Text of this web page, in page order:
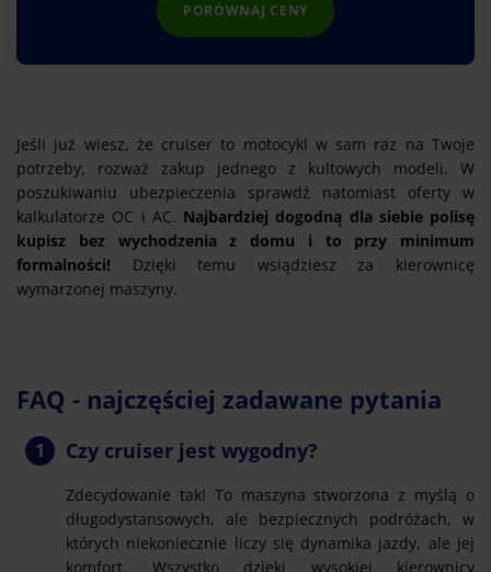
PORÓWNAJ CENY
Jeśli już wiesz, że cruiser to motocykl w sam raz na Twoje
potrzeby, rozważ zakup jednego z kultowych modeli. W
poszukiwaniu ubezpieczenia sprawdź natomiast oferty w
kalkulatorze OC i AC. Najbardziej dogodną dla siebie polisę
kupisz bez wychodzenia z domu i to przy minimum
formalności! Dzięki temu wsiądziesz za kierownicę
wymarzonej maszyny.
FAQ - najczęściej zadawane pytania
Czy cruiser jest wygodny?
Zdecydowanie tak! To maszyna stworzona z myślą o
długodystansowych, ale bezpiecznych podróżach, w
których niekoniecznie liczy się dynamika jazdy, ale jej
komfort. Wszystko dzięki wysokiej kierownicy